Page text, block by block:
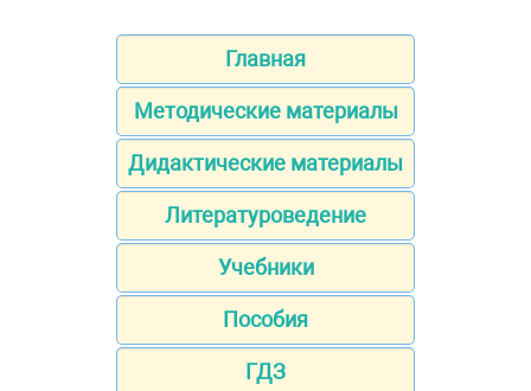
Главная
Методические материалы
Дидактические материалы
Литературоведение
Учебники
Пособия
ГДЗ